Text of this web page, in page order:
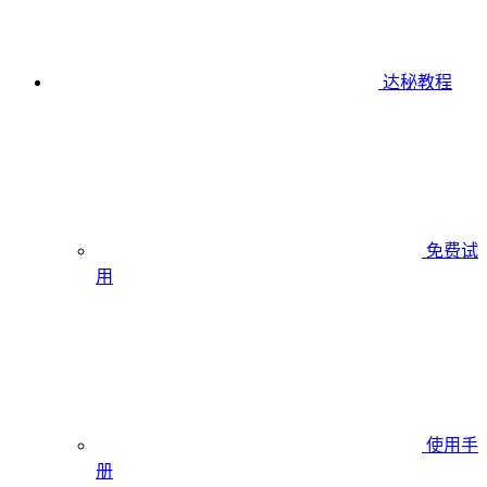
达秘教程
免费试
用
使用手
册